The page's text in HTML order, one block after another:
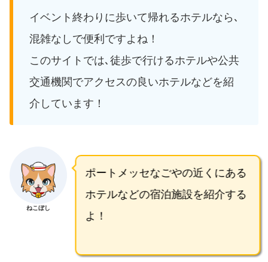
イベント終わりに歩いて帰れるホテルなら､
混雑なしで便利ですよね！
このサイトでは､徒歩で行けるホテルや公共
交通機関でアクセスの良いホテルなどを紹
介しています！
ねこぼし
ポートメッセなごやの近くにある
ホテルなどの宿泊施設を紹介する
よ！